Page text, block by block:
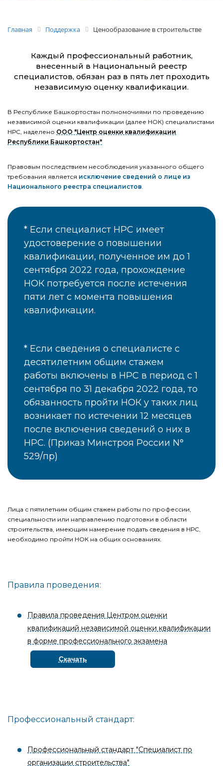
Главная Поддержка Ценообразование в строительстве
Каждый профессиональный работник,
внесенный в Национальный реестр
специалистов, обязан раз в пять лет проходить
независимую оценку квалификации.
В Республике Башкортостан полномочиями по проведению
независимой оценки квалификации (далее НОК) специалистами
НРС, наделено ООО "Центр оценки квалификации
Республики Башкортостан"
Правовым последствием несоблюдения указанного общего
требования является исключение сведений о лице из
Национального реестра специалистов.
Если специалист НРС имеет
удостоверение о повышении
квалификации, полученное им до 1
сентября 2022 года, прохождение
НОК потребуется после истечения
пяти лет с момента повышения
квалификации.
Если сведения о специалисте с
десятилетним общим стажем
работы включены в НРС в период с 1
сентября по 31 декабря 2022 года, то
обязанность пройти НОК у таких лиц
возникает по истечении 12 месяцев
после включения сведений о них в
НРС. (Приказ Минстроя России N°
529/пр)
Лица с пятилетним общим стажем работы по профессии,
специальности или направлению подготовки в области
строительства, имеющим намерение подать сведения в НРС,
необходимо пройти НОК на общих основаниях.
Правила проведения:
Правила проведения Центром оценки
квалификаций независимой оценки квалификации
в форме профессионального экзамена
Скачать
Профессиональный стандарт:
Профессиональный стандарт "Специалист по
организации строительства"